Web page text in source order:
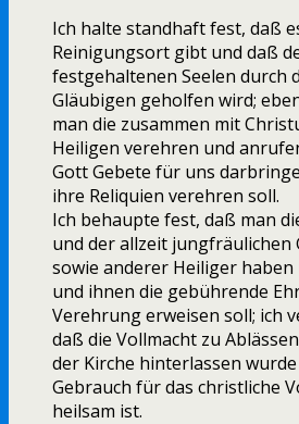
Ich halte standhaft fest, daß
Reinigungsort gibt und daß
festgehaltenen Seelen durch
Gläubigen geholfen wird;
man die zusammen mit
Heiligen verehren und
Gott Gebete für uns
ihre Reliquien verehren soll.
Ich behaupte fest, daß man
und der allzeit jungfräulichen
sowie anderer Heiliger
und ihnen die gebührende
Verehrung erweisen soll; ich
daß die Vollmacht zu
der Kirche hinterlassen
Gebrauch für das christliche
heilsam ist.